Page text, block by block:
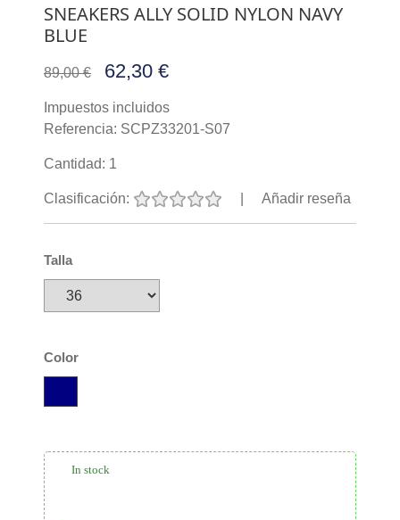
SNEAKERS ALLY SOLID NYLON NAVY
BLUE
89,00 € 62,30 €
Impuestos incluidos
Referencia: SCPZ33201-S07
Cantidad: 1
Clasificación: Añadir reseña
Talla
Color
In stock